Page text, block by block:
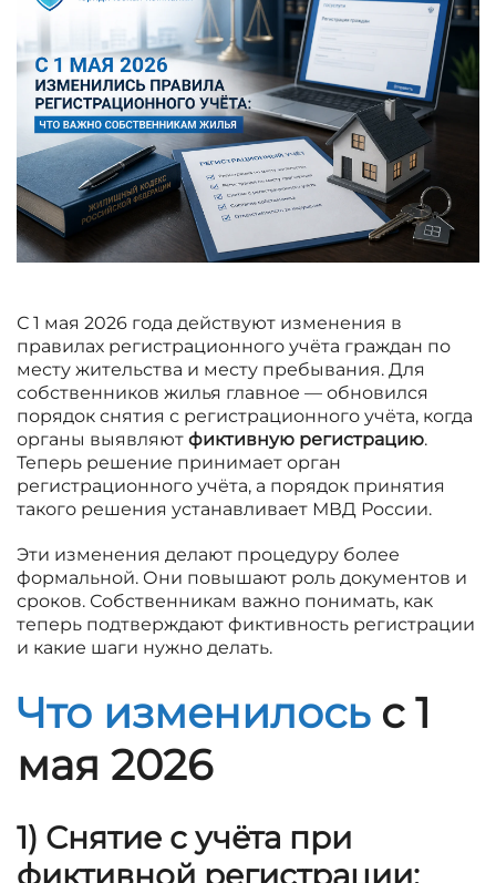
С 1 мая 2026 года действуют изменения в
правилах регистрационного учёта граждан по
месту жительства и месту пребывания. Для
собственников жилья главное — обновился
порядок снятия с регистрационного учёта, когда
органы выявляют фиктивную регистрацию.
Теперь решение принимает орган
регистрационного учёта, а порядок принятия
такого решения устанавливает МВД России.
Эти изменения делают процедуру более
формальной. Они повышают роль документов и
сроков. Собственникам важно понимать, как
теперь подтверждают фиктивность регистрации
и какие шаги нужно делать.
Что изменилосьс 1
мая 2026
1) Снятие с учёта при
фиктивной регистрации: